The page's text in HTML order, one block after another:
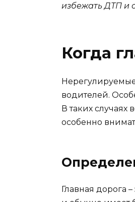
избежать ДТП и
Когда
Нерегулируемые
водителей.
В таких случаях
особенно
Главная дорога